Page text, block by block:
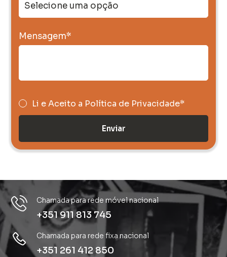
Mensagem*
Li e Aceito a Política de Privacidade*
Enviar
Chamada para rede móvel nacional
+351 911 813 745
Chamada para rede fixa nacional
+351 261 412 850